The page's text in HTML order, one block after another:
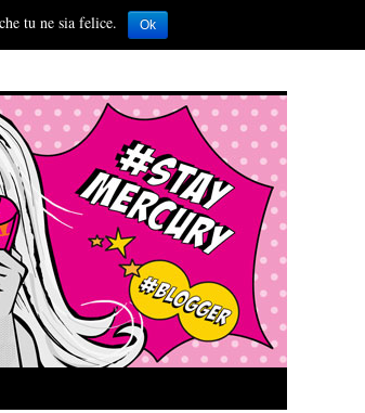
tu ne sia felice. Ok